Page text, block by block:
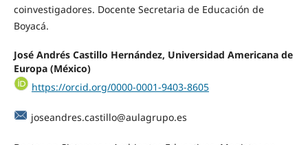
coinvestigadores. Docente Secretaria de Educación de
Boyacá.
José Andrés Castillo Hernández, Universidad Americana de
Europa (México)
https://orcid.org/0000-0001-9403-8605
joseandres.castillo@aulagrupo.es